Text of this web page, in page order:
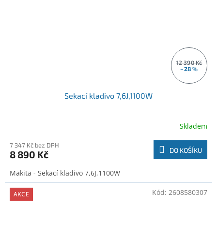
12 390 Kč
–28 %
Sekací kladivo 7,6J,1100W
Skladem
7 347 Kč bez DPH
8 890 Kč DO KOŠÍKU
Makita - Sekací kladivo 7,6J,1100W
AKCE Kód: 2608580307